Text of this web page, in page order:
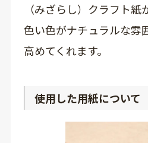
（みざらし）クラフト
色い色がナチュラルな雰
高めてくれます。
使用した用紙について